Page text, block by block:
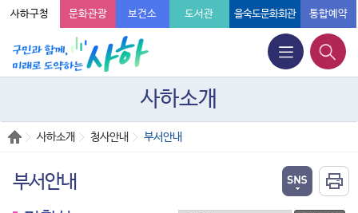
사하구청 문화관광 보건소 도서관 을숙도문화회관 통합예약
사하소개
사하소개 청사안내 부서안내
부서안내